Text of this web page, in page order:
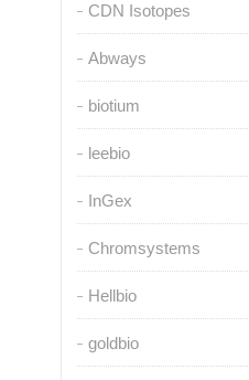
CDN Isotopes
Abways
biotium
leebio
InGex
Chromsystems
Hellbio
goldbio